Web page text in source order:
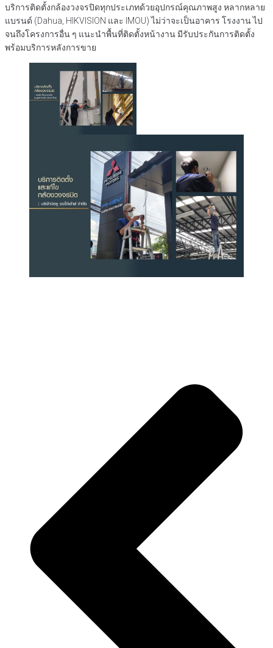
บริการติดตั้งกล้องวงจรปิดทุกประเภทด้วยอุปกรณ์คุณภาพสูง หลากหลาย
แบรนด์ (Dahua, HIKVISION และ IMOU) ไม่ว่าจะเป็นอาคาร โรงงาน ไป
จนถึงโครงการอื่น ๆ แนะนำพื้นที่ติดตั้งหน้างาน มีรับประกันการติดตั้ง
พร้อมบริการหลังการขาย